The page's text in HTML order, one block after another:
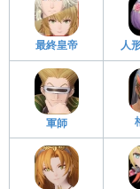
最終皇帝 人
軍師